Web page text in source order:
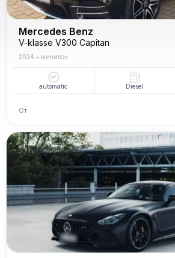
Mercedes Benz
V-klasse V300 Capitan
2024 • минивэн
automatic Diesel
От